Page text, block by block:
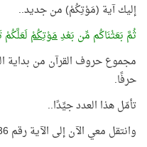
إليك آية (مَوْتِكُمْ) من جديد..
ثُمَّ بَعَثْنَاكُم مِّن بَعْدِمَوْتِكُمْ
مجموع حروف القرآن من بداية
حرفًا.
تأمّل هذا العدد جيِّدًا..
وانتقل معي الآن إلى الآية رقم 3636 من بداية المصحف..